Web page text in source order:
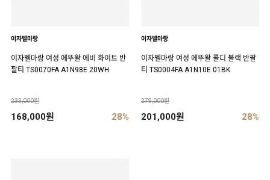
이자벨마랑
이자벨마랑 여성 에뚜왈 에비 화이트 반
팔티 TS0070FA A1N98E 20WH
233,000원
168,000원 28%
이자벨마랑
이자벨마랑 여성 에뚜왈 콜디 블랙 반팔
티 TS0004FA A1N10E 01BK
279,000원
201,000원 28%